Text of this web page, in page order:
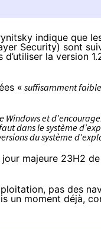
indique que
Security) sont
la version
« suffisamment
et
dans le système
du système
majeure 23H2
pas des
un moment déjà,